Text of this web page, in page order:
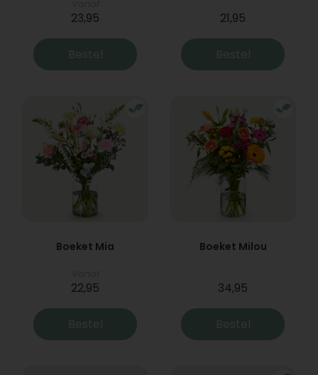
23,95
Bestel
21,95
Bestel
Boeket Mia
22,95
Bestel
Boeket Milou
34,95
Bestel